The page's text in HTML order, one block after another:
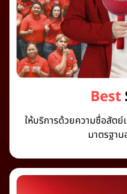
Best
ให้บริการด้วยความซื่อสัตย์
มาตรฐา